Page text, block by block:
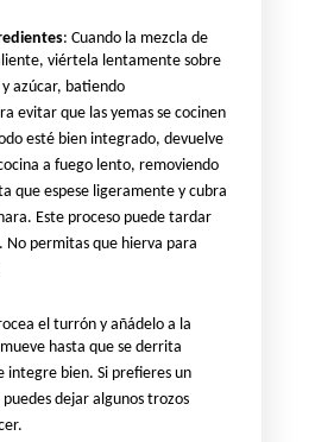
: Cuando la mezcla de
viértela lentamente sobre
azúcar, batiendo
evitar que las yemas se cocinen
esté bien integrado, devuelve
a fuego lento, removiendo
que espese ligeramente y cubra
Este proceso puede tardar
No permitas que hierva para
el turrón y añádelo a la
hasta que se derrita
integre bien. Si prefieres un
dejar algunos trozos